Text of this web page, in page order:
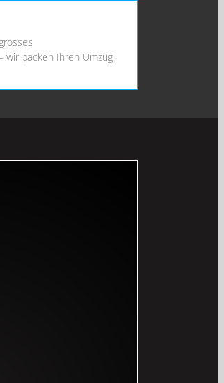
wir packen Ihren Umzug